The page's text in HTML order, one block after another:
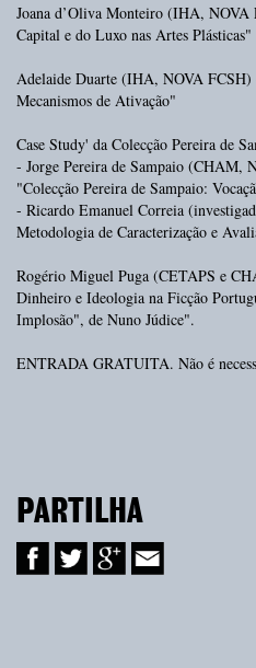
Joana d’Oliva Monteiro (IHA, NOVA
Capital e do Luxo nas Artes Plásticas"
Adelaide Duarte (IHA, NOVA
Mecanismos de Ativação"
Case Study' da Colecção Pereira de
- Jorge Pereira de Sampaio (CHAM,
"Colecção Pereira de Sampaio:
- Ricardo Emanuel Correia
Metodologia de Caracterização e
Rogério Miguel Puga (CETAPS e
Dinheiro e Ideologia na Ficção
Implosão", de Nuno Júdice".
ENTRADA GRATUITA. Não é
PARTILHA